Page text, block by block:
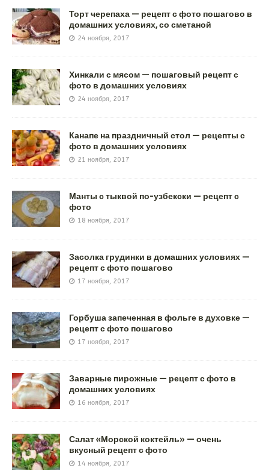
Торт черепаха — рецепт с фото пошагово в
домашних условиях, со сметаной
24 ноября, 2017
Хинкали с мясом — пошаговый рецепт с
фото в домашних условиях
24 ноября, 2017
Канапе на праздничный стол — рецепты с
фото в домашних условиях
21 ноября, 2017
Манты с тыквой по-узбекски — рецепт с
фото
18 ноября, 2017
Засолка грудинки в домашних условиях —
рецепт с фото пошагово
17 ноября, 2017
Горбуша запеченная в фольге в духовке —
рецепт с фото пошагово
17 ноября, 2017
Заварные пирожные — рецепт с фото в
домашних условиях
16 ноября, 2017
Салат «Морской коктейль» — очень
вкусный рецепт с фото
14 ноября, 2017